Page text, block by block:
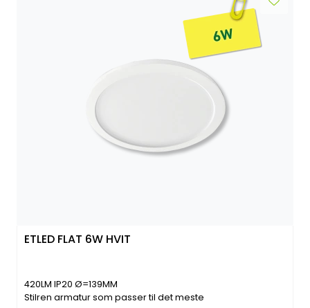
ETLED FLAT 6W HVIT
420LM IP20 Ø=139MM
Stilren armatur som passer til det meste